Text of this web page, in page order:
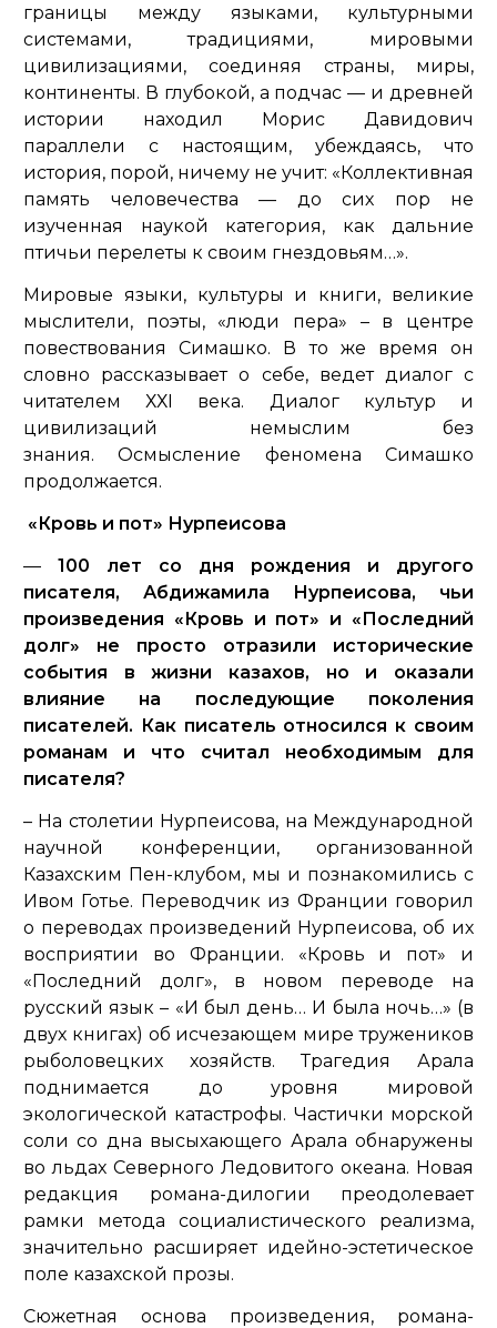
границы между языками, культурными
системами, традициями, мировыми
цивилизациями, соединяя страны, миры,
континенты. В глубокой, а подчас — и древней
истории находил Морис Давидович
параллели с настоящим, убеждаясь, что
история, порой, ничему не учит: «Коллективная
память человечества — до сих пор не
изученная наукой категория, как дальние
птичьи перелеты к своим гнездовьям…».
Мировые языки, культуры и книги, великие
мыслители, поэты, «люди пера» – в центре
повествования Симашко. В то же время он
словно рассказывает о себе, ведет диалог с
читателем ХХI века. Диалог культур и
цивилизаций немыслим без
знания. Осмысление феномена Симашко
продолжается.
«Кровь и пот» Нурпеисова
— 100 лет со дня рождения и другого
писателя, Абдижамила Нурпеисова, чьи
произведения «Кровь и пот» и «Последний
долг» не просто отразили исторические
события в жизни казахов, но и оказали
влияние на последующие поколения
писателей. Как писатель относился к своим
романам и что считал необходимым для
писателя?
– На столетии Нурпеисова, на Международной
научной конференции, организованной
Казахским Пен-клубом, мы и познакомились с
Ивом Готье. Переводчик из Франции говорил
о переводах произведений Нурпеисова, об их
восприятии во Франции. «Кровь и пот» и
«Последний долг», в новом переводе на
русский язык – «И был день… И была ночь…» (в
двух книгах) об исчезающем мире тружеников
рыболовецких хозяйств. Трагедия Арала
поднимается до уровня мировой
экологической катастрофы. Частички морской
соли со дна высыхающего Арала обнаружены
во льдах Северного Ледовитого океана. Новая
редакция романа-дилогии преодолевает
рамки метода социалистического реализма,
значительно расширяет идейно-эстетическое
поле казахской прозы.
Сюжетная основа произведения, романа-